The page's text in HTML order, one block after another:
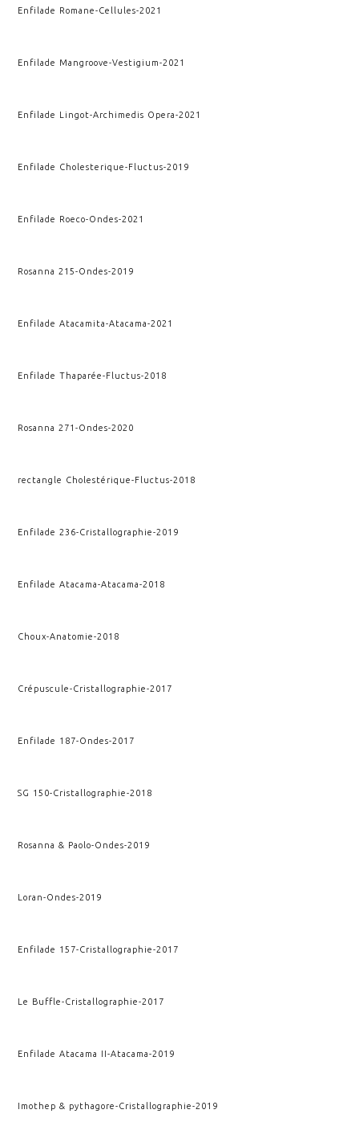
Enfilade Romane-Cellules-2021
Enfilade Mangroove-Vestigium-2021
Enfilade Lingot-Archimedis Opera-2021
Enfilade Cholesterique- Fluctus-2019
Enfilade Roeco-Ondes-2021
Rosanna 215-Ondes-2019
Enfilade Atacamita-Atacama-2021
Enfilade Thaparée- Fluctus-2018
Rosanna 271-Ondes-2020
rectangle Cholestérique- Fluctus-2018
Enfilade 236-Cristallographie-2019
Enfilade Atacama-Atacama-2018
Choux-Anatomie-2018
Crépuscule-Cristallographie-2017
Enfilade 187-Ondes-2017
SG 150-Cristallographie-2018
Rosanna & Paolo-Ondes-2019
Loran-Ondes-2019
Enfilade 157-Cristallographie-2017
Le Buffle-Cristallographie-2017
Enfilade Atacama II-Atacama-2019
Imothep & pythagore-Cristallographie-2019